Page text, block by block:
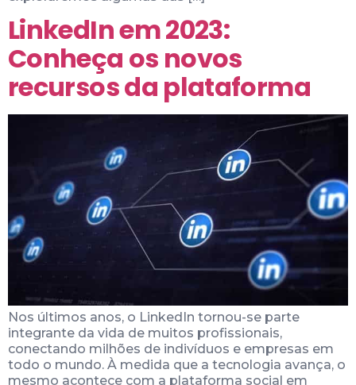
LinkedIn em 2023:
Conheça os novos
recursos da plataforma
Nos últimos anos, o LinkedIn tornou-se parte
integrante da vida de muitos profissionais,
conectando milhões de indivíduos e empresas em
todo o mundo. À medida que a tecnologia avança, o
mesmo acontece com a plataforma social em